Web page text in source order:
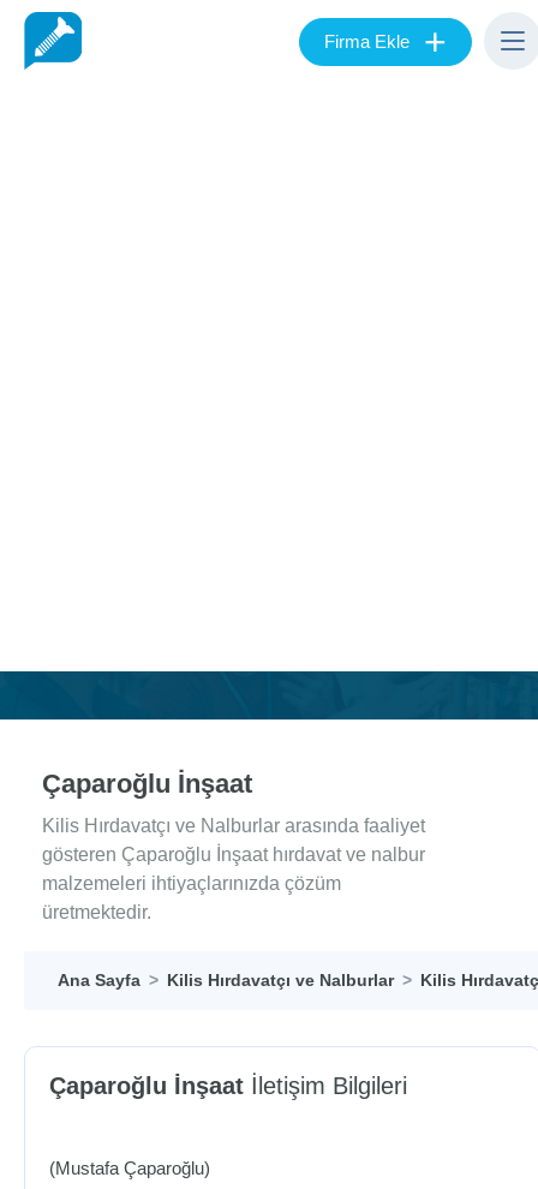
Firma Ekle +
Çaparoğlu İnşaat
Kilis Hırdavatçı ve Nalburlar arasında faaliyet
gösteren Çaparoğlu İnşaat hırdavat ve nalbur
malzemeleri ihtiyaçlarınızda çözüm
üretmektedir.
Ana Sayfa Kilis Hırdavatçı ve Nalburlar Kilis
Çaparoğlu İnşaat İletişim Bilgileri
(Mustafa Çaparoğlu)